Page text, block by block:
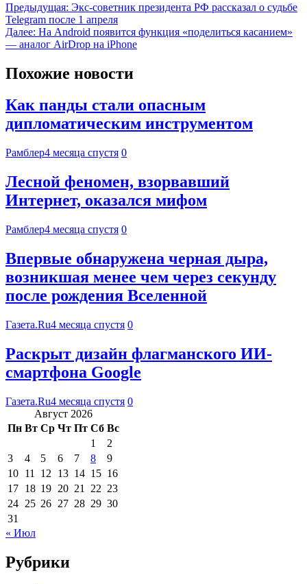
Предыдущая: Экс-советник президента РФ рассказал о судьбе
Telegram после 1 апреля
Далее: На Android появится функция «поделиться касанием»
— аналог AirDrop на iPhone
Похожие новости
Как панды стали опасным
дипломатическим инструментом
Рамблер4 месяца спустя 0
Лесной феномен, взорвавший
Интернет, оказался мифом
Рамблер4 месяца спустя 0
Впервые обнаружена черная дыра,
возникшая менее чем через секунду
после рождения Вселенной
Газета.Ru4 месяца спустя 0
Раскрыт дизайн флагманского ИИ-
смартфона Google
Газета.Ru4 месяца спустя 0
Август 2026
Пн Вт Ср Чт Пт Сб Вс
1
2
3
4 5 6 7 8
9
10 11 12 13 14 15 16
17 18 19 20 21 22 23
24 25 26 27 28 29 30
31
« Июл
Рубрики